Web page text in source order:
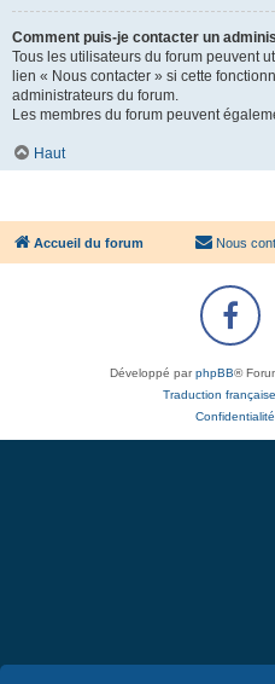
Comment puis-je contacter un
Tous les utilisateurs du forum peuvent
lien « Nous contacter » si cette
administrateurs du forum.
Les membres du forum peuvent
Haut
Accueil du forum Nous
Développé parphpBB®
Traduction
Confidentialité